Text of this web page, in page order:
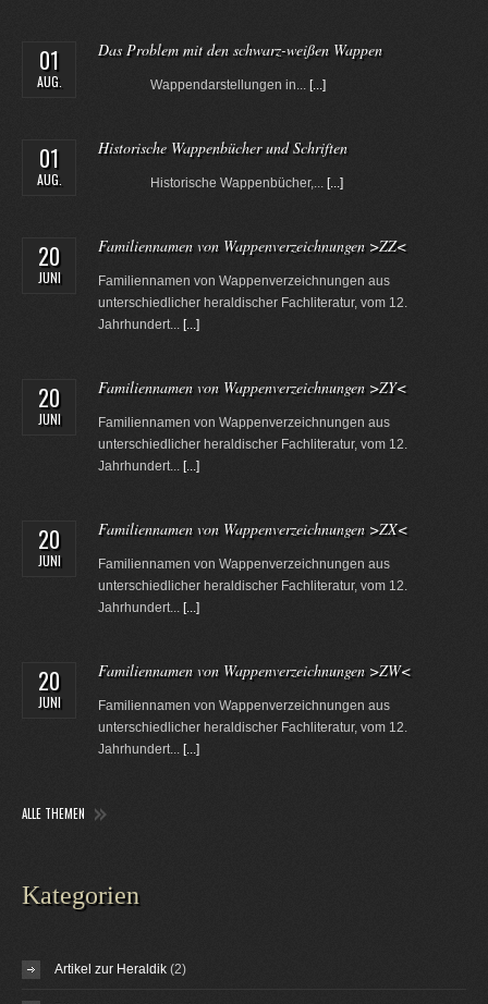
01
AUG.
Das Problem mit den schwarz-weißen Wappen
Wappendarstellungen in... [...]
01
AUG.
Historische Wappenbücher und Schriften
Historische Wappenbücher,... [...]
20
JUNI
Familiennamen von Wappenverzeichnungen >ZZ<
Familiennamen von Wappenverzeichnungen aus
unterschiedlicher heraldischer Fachliteratur, vom 12.
Jahrhundert... [...]
20
JUNI
Familiennamen von Wappenverzeichnungen >ZY<
Familiennamen von Wappenverzeichnungen aus
unterschiedlicher heraldischer Fachliteratur, vom 12.
Jahrhundert... [...]
20
JUNI
Familiennamen von Wappenverzeichnungen >ZX<
Familiennamen von Wappenverzeichnungen aus
unterschiedlicher heraldischer Fachliteratur, vom 12.
Jahrhundert... [...]
20
JUNI
Familiennamen von Wappenverzeichnungen >ZW<
Familiennamen von Wappenverzeichnungen aus
unterschiedlicher heraldischer Fachliteratur, vom 12.
Jahrhundert... [...]
ALLE THEMEN
Kategorien
Artikel zur Heraldik (2)